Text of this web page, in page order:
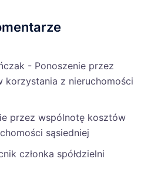
- Ponoszenie przez
korzystania z nieruchomości
przez wspólnotę kosztów
sąsiedniej
członka spółdzielni